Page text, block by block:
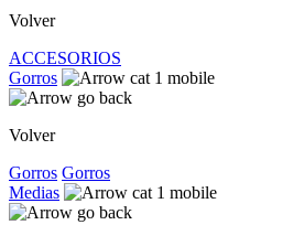
Volver
ACCESORIOS
Gorros
Volver
Gorros Gorros
Medias